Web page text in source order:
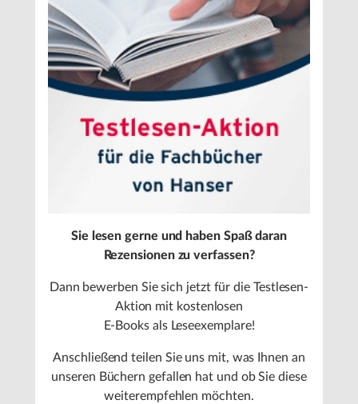
Sie lesen gerne und haben Spaß daran
Rezensionen zu verfassen?
Dann bewerben Sie sich jetzt für die Testlesen-
Aktion mit kostenlosen
E-Books als Leseexemplare!
Anschließend teilen Sie uns mit, was Ihnen an
unseren Büchern gefallen hat und ob Sie diese
weiterempfehlen möchten.